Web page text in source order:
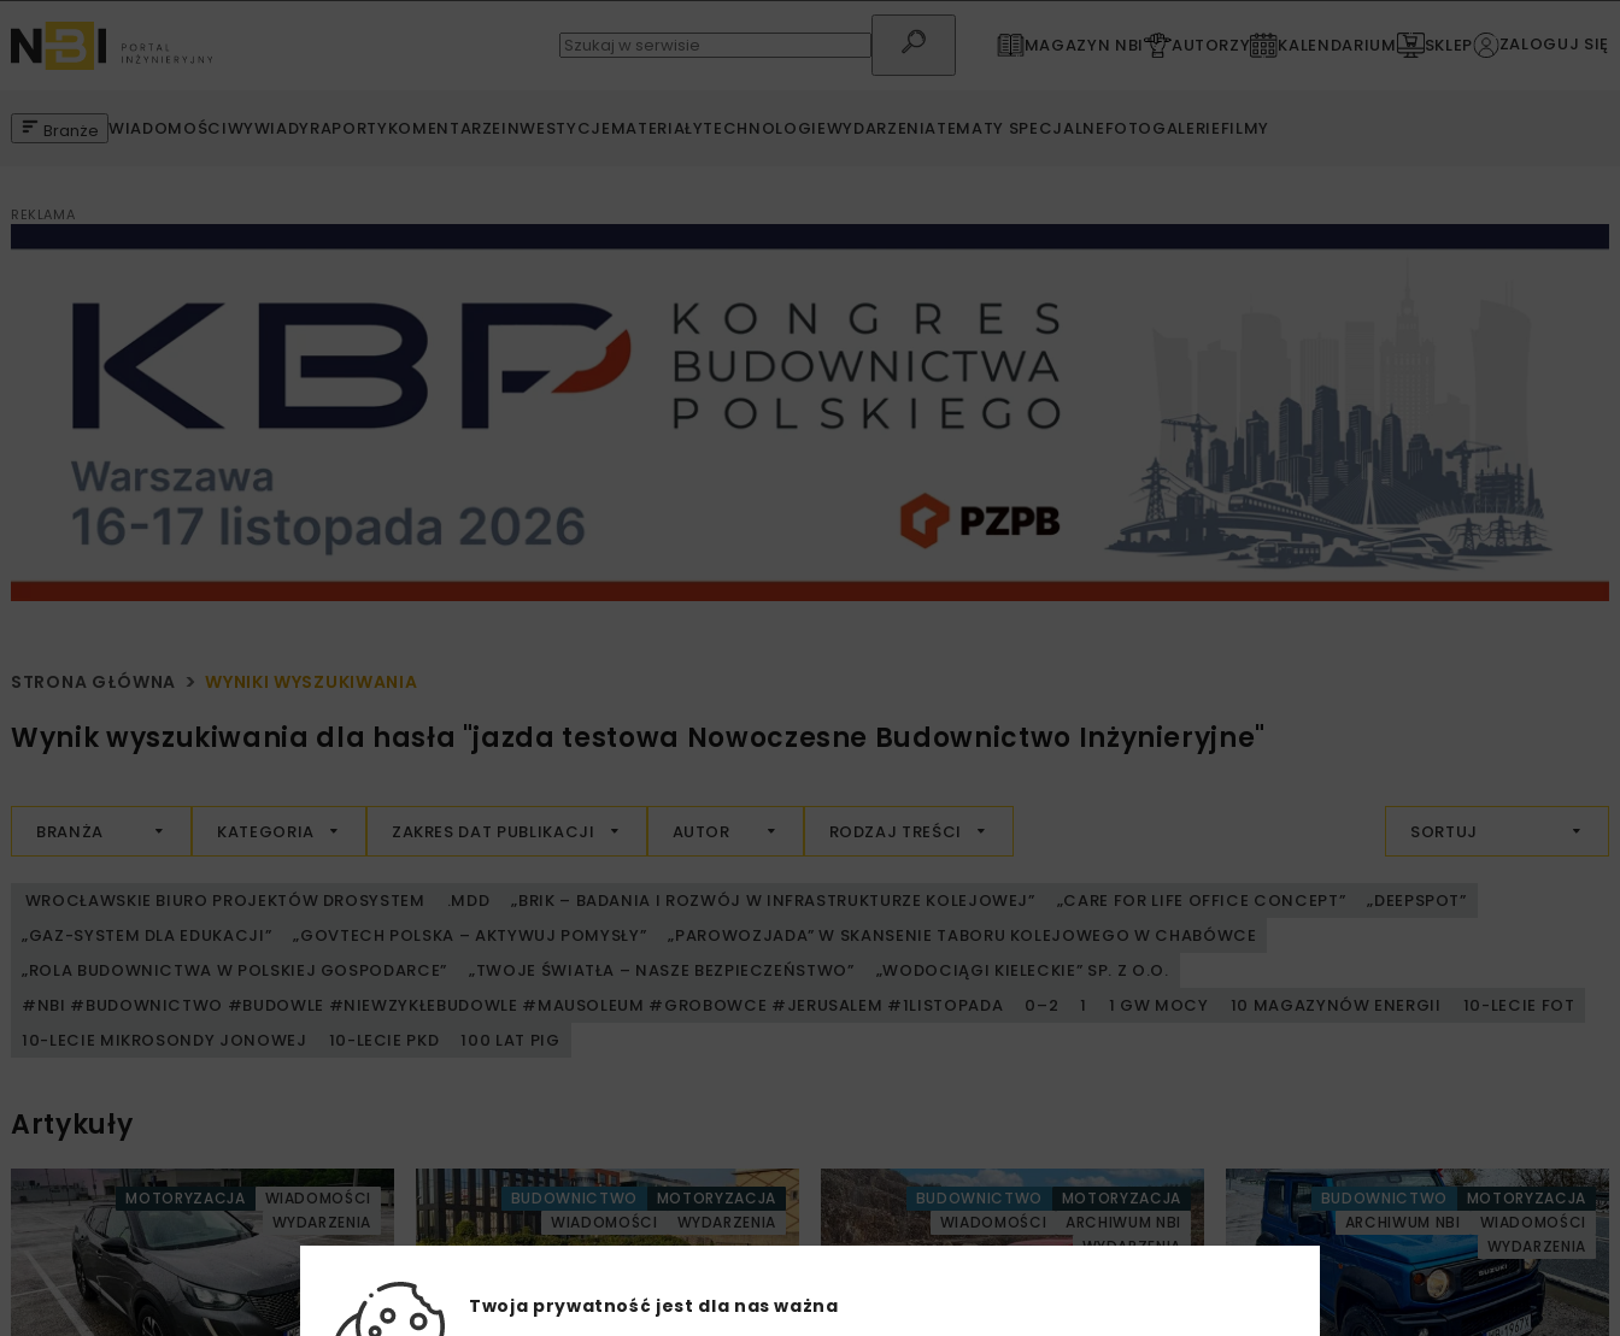
MAGAZYN NBI AUTORZY KALENDARIUM SKLEP ZALOGUJ SIĘ
Branże WIADOMOŚCIWYWIADYRAPORTYKOMENTARZEINWESTYCJEMATERIAŁYTECHNOLOGIEWYDARZENIATEMATY SPECJALNEFOTOGALERIEFILMY
REKLAMA
STRONA GŁÓWNA WYNIKI WYSZUKIWANIA
Wynik wyszukiwania dla hasła "jazda testowa Nowoczesne Budownictwo Inżynieryjne"
BRANŻA KATEGORIA ZAKRES DAT PUBLIKACJI AUTOR RODZAJ TREŚCI SORTUJ
WROCŁAWSKIE BIURO PROJEKTÓW DROSYSTEM .MDD „BRIK – BADANIA I ROZWÓJ W INFRASTRUKTURZE KOLEJOWEJ” „CARE FOR LIFE OFFICE CONCEPT”
„DEEPSPOT”
„GAZ-SYSTEM DLA EDUKACJI”
„GOVTECH POLSKA – AKTYWUJ POMYSŁY”
„PAROWOZJADA” W SKANSENIE TABORU KOLEJOWEGO W CHABÓWCE
„ROLA BUDOWNICTWA W POLSKIEJ GOSPODARCE”
„TWOJE ŚWIATŁA – NASZE BEZPIECZEŃSTWO”
„WODOCIĄGI KIELECKIE” SP. Z O.O.
#NBI #BUDOWNICTWO #BUDOWLE #NIEWZYKŁEBUDOWLE #MAUSOLEUM #GROBOWCE #JERUSALEM #1LISTOPADA
0–2 1 1 GW MOCY 10 MAGAZYNÓW ENERGII
10-LECIE FOT
10-LECIE MIKROSONDY JONOWEJ
10-LECIE PKD 100 LAT PIG
Artykuły
MOTORYZACJA
WIADOMOŚCI
WYDARZENIA
BUDOWNICTWO
MOTORYZACJA
WIADOMOŚCI
WYDARZENIA
BUDOWNICTWO
MOTORYZACJA
WIADOMOŚCI
ARCHIWUM NBI
WYDARZENIA
BUDOWNICTWO
MOTORYZACJA
ARCHIWUM NBI
WIADOMOŚCI
WYDARZENIA
Twoja prywatność jest dla nas ważna